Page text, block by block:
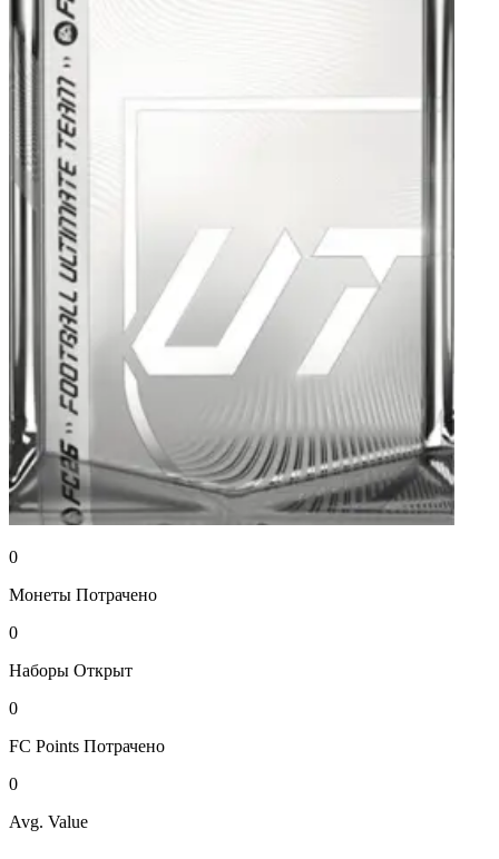
0
Монеты Потрачено
0
Наборы Открыт
0
FC Points Потрачено
0
Avg. Value